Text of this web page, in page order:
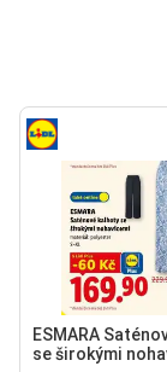
ESMARA
se širokými